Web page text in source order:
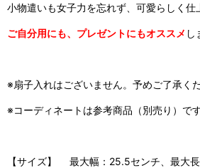
小物遣いも女子力を忘れず、可愛らしく仕
ご自分用にも、プレゼントにもオススメ し
※扇子入れはございません。予めご了承く
※コーディネートは参考商品（別売り）です
【サイズ】 最大幅：25.5センチ、最大